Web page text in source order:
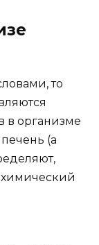
то
в организме
(а